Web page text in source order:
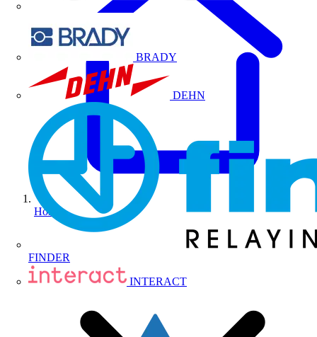
BRADY
DEHN
FINDER
INTERACT
Home